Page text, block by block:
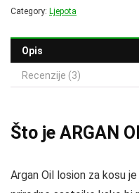
Category: Ljepota
Opis
Recenzije (3)
Što je ARGAN
Argan Oil losion za kosu